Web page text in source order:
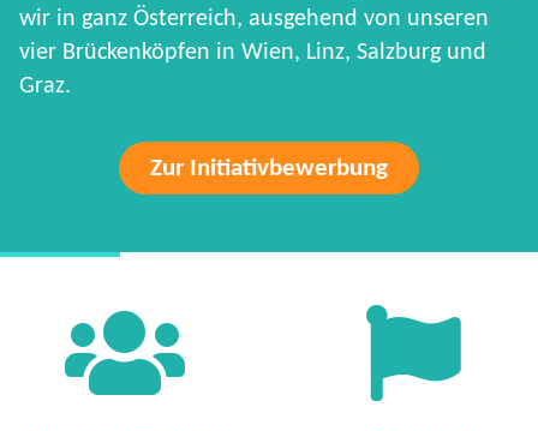
wir in ganz Österreich, ausgehend von unseren
vier Brückenköpfen in Wien, Linz, Salzburg und
Graz.
Zur Initiativbewerbung